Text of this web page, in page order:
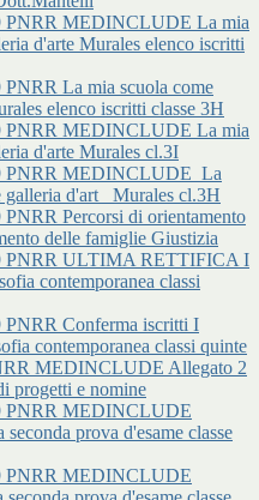
PNRR MEDINCLUDE La mia
d'arte Murales elenco iscritti
La mia scuola come
elenco iscritti classe 3H
PNRR MEDINCLUDE La mia
d'arte Murales cl.3I
PNRR MEDINCLUDE_La
galleria d'art _Murales cl.3H
Percorsi di orientamento
delle famiglie Giustizia
PNRR ULTIMA RETTIFICA I
contemporanea classi
Conferma iscritti I
contemporanea classi quinte
MEDINCLUDE Allegato 2
progetti e nomine
PNRR MEDINCLUDE
seconda prova d'esame classe
PNRR MEDINCLUDE